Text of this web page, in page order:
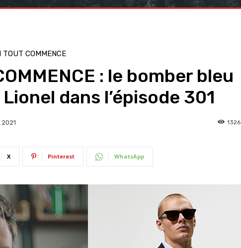
TOUT COMMENCE
: le bomber bleu
dans l’épisode 301
1326
X Pinterest WhatsApp